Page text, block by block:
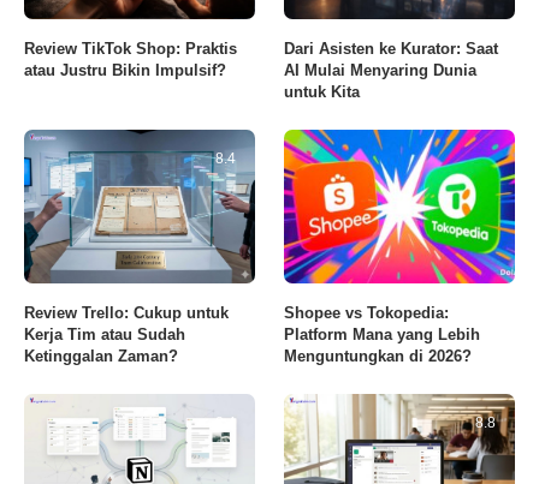
Review TikTok Shop: Praktis
atau Justru Bikin Impulsif?
Dari Asisten ke Kurator: Saat
AI Mulai Menyaring Dunia
untuk Kita
8.4
Review Trello: Cukup untuk
Kerja Tim atau Sudah
Ketinggalan Zaman?
Shopee vs Tokopedia:
Platform Mana yang Lebih
Menguntungkan di 2026?
8.4 8.8